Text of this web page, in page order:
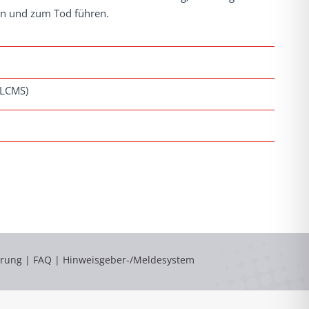
und zum Tod führen.
| FAQ | Hinweisgeber-/Meldesystem